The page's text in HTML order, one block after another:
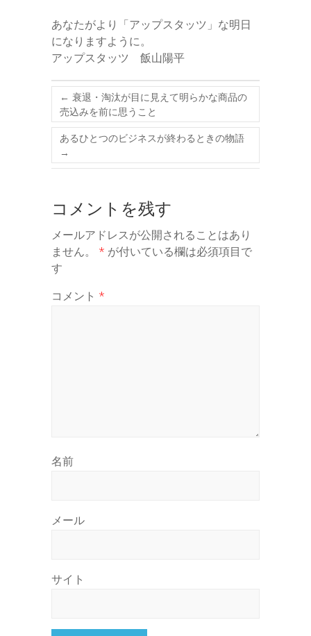
あなたがより「アップスタッツ」な明日
になりますように。
アップスタッツ 飯山陽平
← 衰退・淘汰が目に見えて明らかな商品の
売込みを前に思うこと
あるひとつのビジネスが終わるときの物語
→
コメントを残す
メールアドレスが公開されることはあり
ません。
* が付いている欄は必須項目で
す
コメント *
名前
メール
サイト